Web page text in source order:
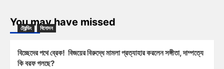
You may have missed
ট্রেন্ডিং বিনোদন
বিচ্ছেদের পথে ব্রেক! বিজয়ের বিরুদ্ধে মামলা প্রত্যাহার করলেন সঙ্গীতা, দাম্পত্যে
কি বরফ গলছে?